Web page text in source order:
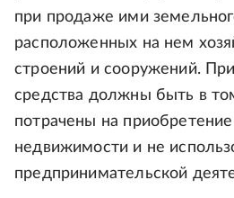
при продаже ими
расположенных на нем
строений и сооружений.
средства должны быть в
потрачены на
недвижимости и не
предпринимательской